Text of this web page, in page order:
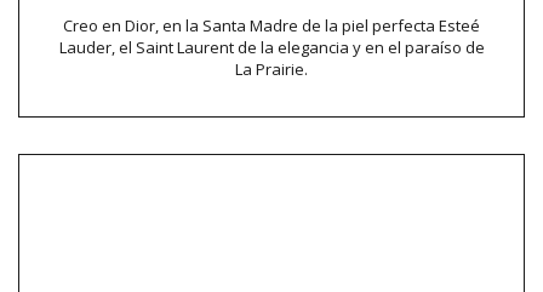
Creo en Dior, en la Santa Madre de la piel perfecta Esteé
Lauder, el Saint Laurent de la elegancia y en el paraíso de
La Prairie.